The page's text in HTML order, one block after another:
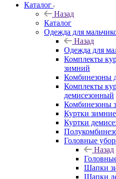
Каталог
Назад
Каталог
Одежда для
Назад
Одежда для
Комплекты
зимний
Комбинезоны
Комплекты
демисезонный
Комбинезоны
Куртки зимние
Куртки
Головные
Назад
Шапки
Шапки